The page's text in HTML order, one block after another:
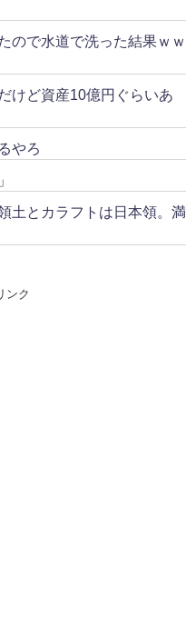
ので水道で洗った結果ｗｗ
けど資産10億円ぐらいあ
やろ
土とカラフトは日本領。満
ンク